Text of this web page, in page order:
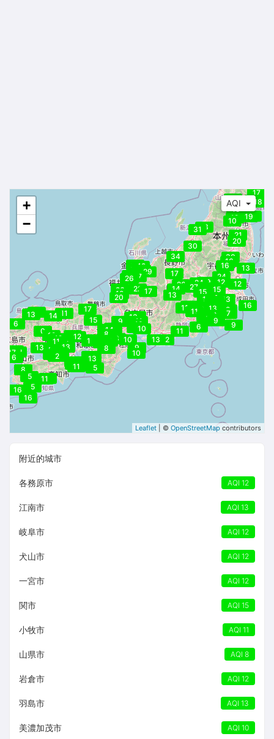
AQI
14
11
1110
9
19
8
6
11
17
26
11
12
19
24
19
8
11
11
12
10
16
14
10
10
24
13
9
9
10
31
6
29 17
10
12 8
9
15
23
16
10
21
26
6
14
15
16
20
9
8
9
13
9
12
6
2 10
27
12
16
11
10
30
31
26
13
12
15
14
11
18
8
11
20
9
12
5
22
12
26
10
9
5
12
15
11
17
8
29
17
17
9
13
11
18
27
13
5
0
17
15
18
5
13
30
29
13
11
10
16
25
8
7
16
11
13
9
13
13
13 9
21
22
7
12
8
34
42
+
−
Leaflet | © OpenStreetMap contributors
附近的城市
各務原市 AQI 12
江南市 AQI 13
岐阜市 AQI 12
犬山市 AQI 12
一宮市 AQI 12
関市 AQI 15
小牧市 AQI 11
山県市 AQI 8
岩倉市 AQI 12
羽島市 AQI 13
美濃加茂市 AQI 10